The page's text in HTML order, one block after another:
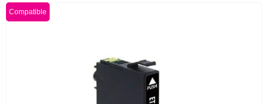
Compatible